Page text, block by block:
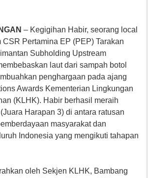
– Kegigihan Habir, seorang local
CSR Pertamina EP (PEP) Tarakan
Subholding Upstream
laut dari sampah botol
penghargaan pada ajang
Awards Kementerian Lingkungan
(KLHK). Habir berhasil meraih
Harapan 3) di antara ratusan
masyarakat dan
Indonesia yang mengikuti tahapan
oleh Sekjen KLHK, Bambang